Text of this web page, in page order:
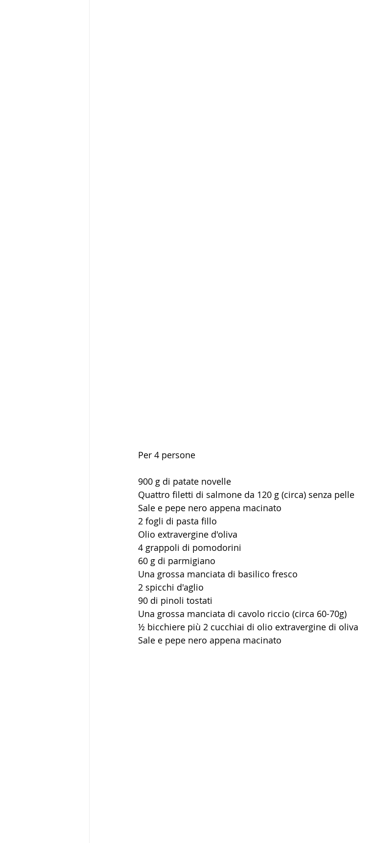
Per 4 persone
900 g di patate novelle
Quattro filetti di salmone da 120 g (circa) senza pelle
Sale e pepe nero appena macinato
2 fogli di pasta fillo
Olio extravergine d'oliva
4 grappoli di pomodorini
60 g di parmigiano
Una grossa manciata di basilico fresco
2 spicchi d'aglio
90 di pinoli tostati
Una grossa manciata di cavolo riccio (circa 60-70g)
½ bicchiere più 2 cucchiai di olio extravergine di oliva
Sale e pepe nero appena macinato